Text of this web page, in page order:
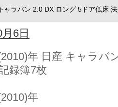
ャラバン 2.0 DX ロング 5ドア低床
6日
年 日産 キャラバ
録簿7枚
年